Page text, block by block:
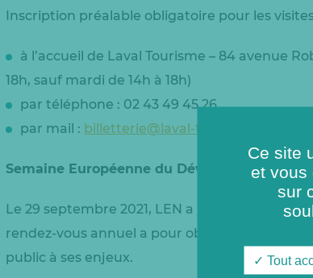
Inscription préalable obligatoire pour les
à l’accueil de Laval Tourisme – 84 avenue
18h, sauf mardi de 14h à 18h)
par téléphone : 02 43 49 45 26
par mail : billetterie@laval-tourisme.com
Semaine Européenne du Développement
Le 29 septembre 2021, LEN a participé à la
rendez-vous annuel a pour objectif de
public à ses enjeux.
Ce site
et vous
sur
Tout